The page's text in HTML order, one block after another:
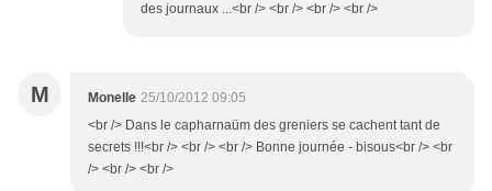
des journaux ...<br /> <br /> <br /> <br />
M Monelle 25/10/2012 09:05
<br /> Dans le capharnaüm des greniers se cachent tant de
secrets !!!<br /> <br /> <br /> Bonne journée - bisous<br /> <br
/> <br /> <br />